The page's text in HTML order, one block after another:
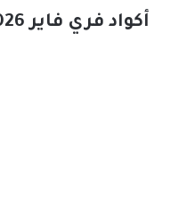
أكواد فري فاير 2026 لجوائز شخصيات وألماس مجاني بطريقة سهلة لجميع اللاعبين في السعودية نيوز